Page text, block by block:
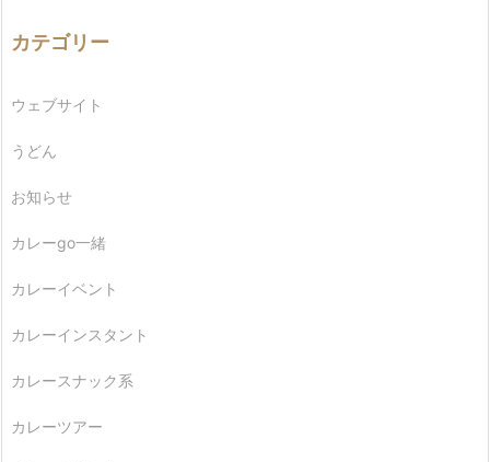
カテゴリー
ウェブサイト
うどん
お知らせ
カレーgo一緒
カレーイベント
カレーインスタント
カレースナック系
カレーツアー